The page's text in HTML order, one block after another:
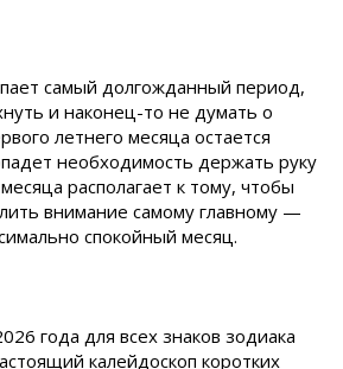
самый долгожданный период,
и наконец-то не думать о
летнего месяца остается
необходимость держать руку
располагает к тому, чтобы
внимание самому главному —
спокойный месяц.
года для всех знаков зодиака
калейдоскоп коротких